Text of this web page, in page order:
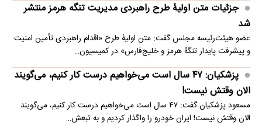
جزئیات متن اولیۀ طرح راهبردی مدیریت تنگه هرمز منتشر
شد
عضو هیئت‌رئیسه مجلس گفت: متن اولیۀ طرح «اقدام راهبردی تأمین امنیت
و پیشرفت پایدار تنگۀ هرمز و خلیج‌فارس» در کمیسیون…
پزشکیان: ۴۷ سال است می‌خواهیم درست کار کنیم، می‌گویند
الان وقتش نیست!
مسعود پزشکیان گفت: ۴۷ سال است می‌خواهیم درست کار کنیم، می‌گویند
الان وقتش نیست! ایران خودرو را واگذار کردیم و به تبعش…